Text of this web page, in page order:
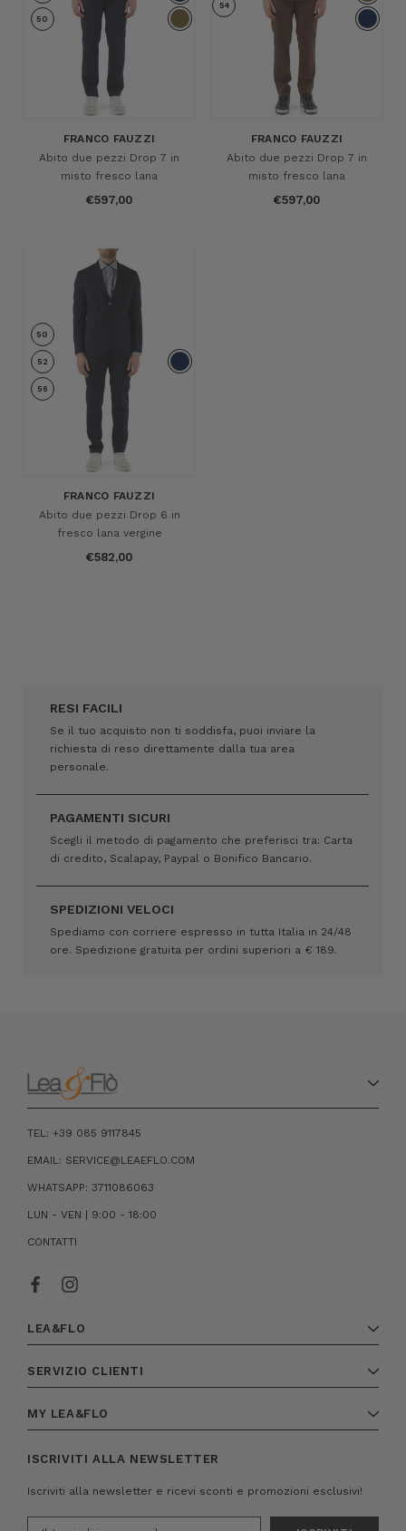
50
FRANCO FAUZZI
Abito due pezzi Drop 7 in
misto fresco lana
€597,00
54
FRANCO FAUZZI
Abito due pezzi Drop 7 in
misto fresco lana
€597,00
50
52
56
FRANCO FAUZZI
Abito due pezzi Drop 6 in
fresco lana vergine
€582,00
RESI FACILI
Se il tuo acquisto non ti soddisfa, puoi inviare la
richiesta di reso direttamente dalla tua area
personale.
PAGAMENTI SICURI
Scegli il metodo di pagamento che preferisci tra: Carta
di credito, Scalapay, Paypal o Bonifico Bancario.
SPEDIZIONI VELOCI
Spediamo con corriere espresso in tutta Italia in 24/48
ore. Spedizione gratuita per ordini superiori a € 189.
TEL: +39 085 9117845
EMAIL: SERVICE@LEAEFLO.COM
WHATSAPP: 3711086063
LUN - VEN | 9:00 - 18:00
CONTATTI
LEA&FLO
SERVIZIO CLIENTI
MY LEA&FLO
ISCRIVITI ALLA NEWSLETTER
Iscriviti alla newsletter e ricevi sconti e promozioni esclusivi!